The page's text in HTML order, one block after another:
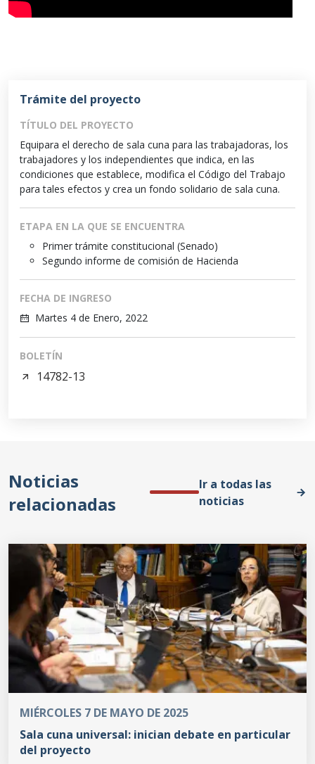
Trámite del proyecto
TÍTULO DEL PROYECTO
Equipara el derecho de sala cuna para las trabajadoras, los
trabajadores y los independientes que indica, en las
condiciones que establece, modifica el Código del Trabajo
para tales efectos y crea un fondo solidario de sala cuna.
ETAPA EN LA QUE SE ENCUENTRA
Primer trámite constitucional (Senado)
Segundo informe de comisión de Hacienda
FECHA DE INGRESO
Martes 4 de Enero, 2022
BOLETÍN
14782-13
Noticias
relacionadas
Ir a todas las
noticias
MIÉRCOLES 7 DE MAYO DE 2025
Sala cuna universal: inician debate en particular
del proyecto